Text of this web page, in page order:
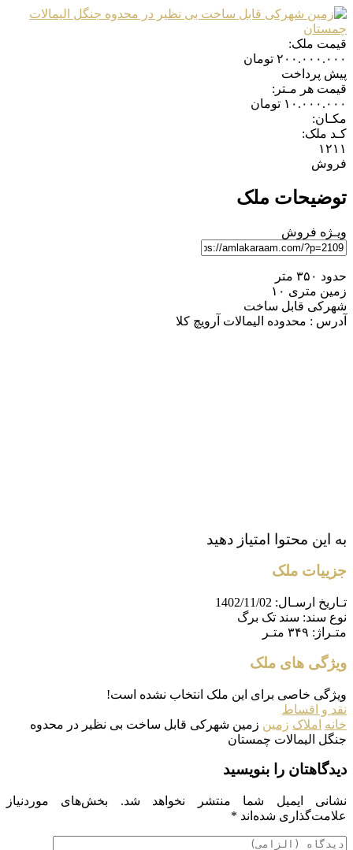
قیمت ملک:
۲۰۰.۰۰۰.۰۰۰ تومان
پیش پرداخت
قیمت هر مـتر:
۱۰.۰۰۰.۰۰۰ تومان
مکـان:
کـد ملک:
۱۲۱۱
فروش
توضیحات ملک
ویـژه فروش
حدود ۳۵۰ متر
زمین متری ۱۰
شهرکی قابل ساخت
آدرس : محدوده الیمالات آرویچ کلا
به این محتوا امتیاز دهید
جزییات ملک
تـاریخ ارسـال: 1402/11/02
نوع سند: سند تک برگ
متـراژ: ۳۴۹ متـر
ویژگی های ملک
ویژگی خاصی برای این ملک انتخاب نشده است!
نقد و اقساط
خانه املاک زمین زمین شهرکی قابل ساخت بی نظیر در محدوه
جنگل الیمالات چمستان
دیدگاهتان را بنویسید
نشانی ایمیل شما منتشر نخواهد شد.
بخش‌های موردنیاز
علامت‌گذاری شده‌اند *